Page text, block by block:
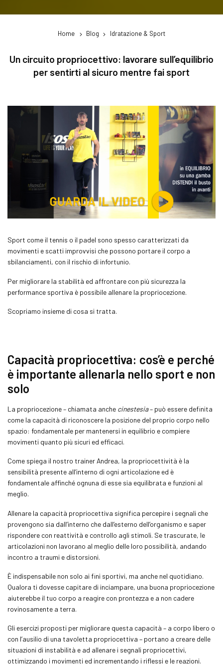
Home Blog Idratazione & Sport
Un circuito propriocettivo: lavorare sull’equilibrio
per sentirti al sicuro mentre fai sport
Sport come il tennis o il padel sono spesso caratterizzati da
movimenti e scatti improvvisi che possono portare il corpo a
sbilanciamenti, con il rischio di infortunio.
Per migliorare la stabilità ed affrontare con più sicurezza la
performance sportiva è possibile allenare la propriocezione.
Scopriamo insieme di cosa si tratta.
Capacità propriocettiva: cos’è e perché
è importante allenarla nello sport e non
solo
La propriocezione – chiamata anche cinestesia– può essere definita
come la capacità di riconoscere la posizione del proprio corpo nello
spazio: fondamentale per mantenersi in equilibrio e compiere
movimenti quanto più sicuri ed efficaci.
Come spiega il nostro trainer Andrea, la propriocettività è la
sensibilità presente all’interno di ogni articolazione ed è
fondamentale affinché ognuna di esse sia equilibrata e funzioni al
meglio.
Allenare la capacità propriocettiva significa percepire i segnali che
provengono sia dall’interno che dall’esterno dell’organismo e saper
rispondere con reattività e controllo agli stimoli. Se trascurate, le
articolazioni non lavorano al meglio delle loro possibilità, andando
incontro a traumi e distorsioni.
È indispensabile non solo ai fini sportivi, ma anche nel quotidiano.
Qualora ti dovesse capitare di inciampare, una buona propriocezione
aiuterebbe il tuo corpo a reagire con prontezza e a non cadere
rovinosamente a terra.
Gli esercizi proposti per migliorare questa capacità – a corpo libero o
con l’ausilio di una tavoletta propriocettiva – portano a creare delle
situazioni di instabilità e ad allenare i segnali propriocettivi,
ottimizzando i movimenti ed incrementando i riflessi e le reazioni.